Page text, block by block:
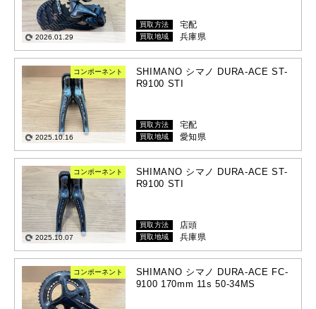
2026.01.29
買取方法 宅配
買取地域 兵庫県
コンポーネント
2025.10.16
SHIMANO シマノ DURA-ACE ST-
R9100 STI
買取方法 宅配
買取地域 愛知県
コンポーネント
2025.10.07
SHIMANO シマノ DURA-ACE ST-
R9100 STI
買取方法 店頭
買取地域 兵庫県
コンポーネント
SHIMANO シマノ DURA-ACE FC-
9100 170mm 11s 50-34MS